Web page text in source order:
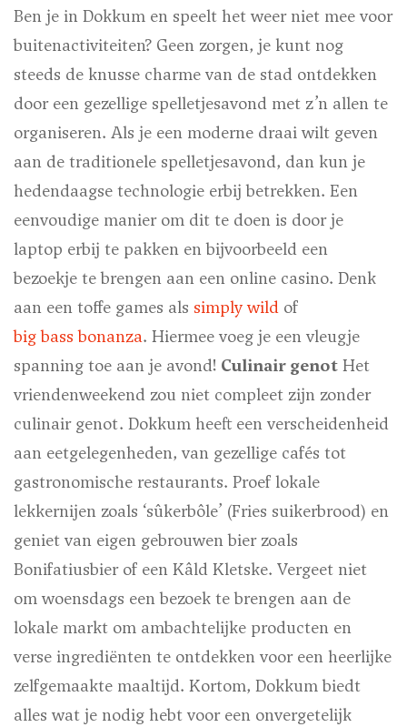
Ben je in Dokkum en speelt het weer niet mee voor
buitenactiviteiten? Geen zorgen, je kunt nog
steeds de knusse charme van de stad ontdekken
door een gezellige spelletjesavond met z’n allen te
organiseren. Als je een moderne draai wilt geven
aan de traditionele spelletjesavond, dan kun je
hedendaagse technologie erbij betrekken. Een
eenvoudige manier om dit te doen is door je
laptop erbij te pakken en bijvoorbeeld een
bezoekje te brengen aan een online casino. Denk
aan een toffe games als simply wild of
big bass bonanza. Hiermee voeg je een vleugje
spanning toe aan je avond! Culinair genot Het
vriendenweekend zou niet compleet zijn zonder
culinair genot. Dokkum heeft een verscheidenheid
aan eetgelegenheden, van gezellige cafés tot
gastronomische restaurants. Proef lokale
lekkernijen zoals ‘sûkerbôle’ (Fries suikerbrood) en
geniet van eigen gebrouwen bier zoals
Bonifatiusbier of een Kâld Kletske. Vergeet niet
om woensdags een bezoek te brengen aan de
lokale markt om ambachtelijke producten en
verse ingrediënten te ontdekken voor een heerlijke
zelfgemaakte maaltijd. Kortom, Dokkum biedt
alles wat je nodig hebt voor een onvergetelijk